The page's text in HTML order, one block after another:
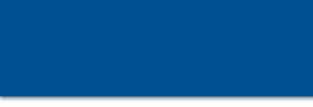
Kiralık Apartlar